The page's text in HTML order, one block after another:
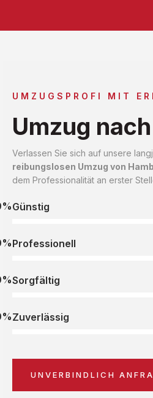
UMZUGSPROFI MIT
Umzug
Verlassen Sie sich auf unsere
reibungslosen Umzug von
dem Professionalität an erster
Günstig
Professionell
Sorgfältig
Zuverlässig
UNVERBINDLICH